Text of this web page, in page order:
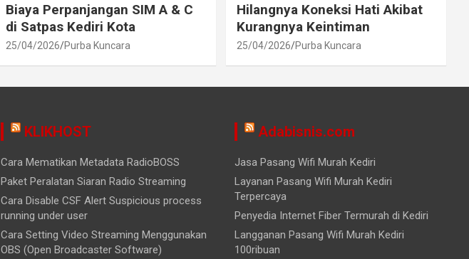
Biaya Perpanjangan SIM A & C
di Satpas Kediri Kota
25/04/2026 Purba Kuncara
Hilangnya Koneksi Hati Akibat
Kurangnya Keintiman
25/04/2026 Purba Kuncara
KLIKHOST
Cara Mematikan Metadata RadioBOSS
Paket Peralatan Siaran Radio Streaming
Cara Disable CSF Alert Suspicious process
running under user
Cara Setting Video Streaming Menggunakan
OBS (Open Broadcaster Software)
Adabisnis.com
Jasa Pasang Wifi Murah Kediri
Layanan Pasang Wifi Murah Kediri
Terpercaya
Penyedia Internet Fiber Termurah di Kediri
Langganan Pasang Wifi Murah Kediri
100ribuan